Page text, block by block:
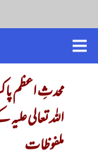
محدثِ اعظم
اللہ تعالی
ملفوظات